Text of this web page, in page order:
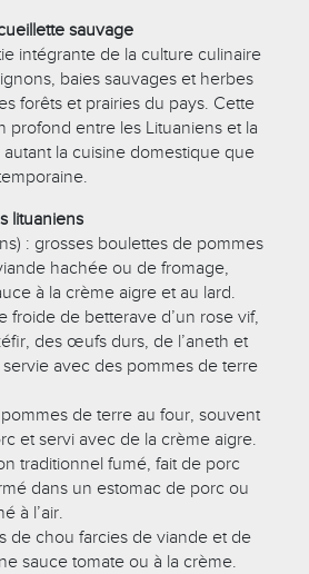
sauvage
intégrante de la culture culinaire
baies sauvages et herbes
forêts et prairies du pays. Cette
profond entre les Lituaniens et la
la cuisine domestique que
lituaniens
: grosses boulettes de pommes
hachée ou de fromage,
à la crème aigre et au lard.
froide de betterave d’un rose vif,
des œufs durs, de l’aneth et
avec des pommes de terre
de terre au four, souvent
et servi avec de la crème aigre.
traditionnel fumé, fait de porc
dans un estomac de porc ou
à l’air.
de chou farcies de viande et de
sauce tomate ou à la crème.